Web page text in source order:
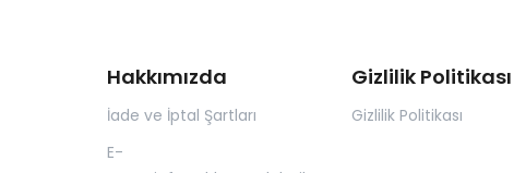
Hakkımızda
İade ve İptal Şartları
E-
Gizlilik Politikası
Gizlilik Politikası